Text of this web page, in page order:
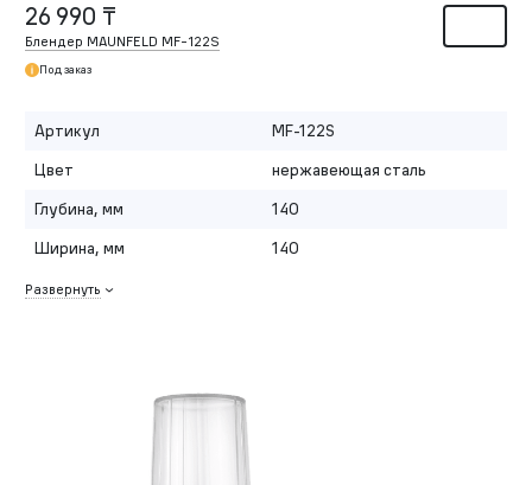
26 990 ₸
Блендер MAUNFELD MF-122S
Под заказ
Артикул
MF-122S
Цвет
нержавеющая сталь
Глубина, мм
140
Ширина, мм
140
Развернуть